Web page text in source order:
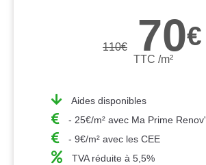
110€ 70€
TTC /m²
Aides disponibles
- 25€/m² avec Ma Prime Renov'
- 9€/m² avec les CEE
TVA réduite à 5,5%